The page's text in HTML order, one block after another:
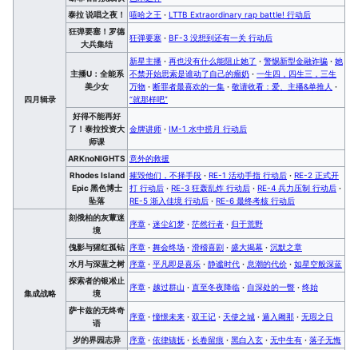
四月辑录
泰拉 说唱之夜！
嘻哈之王 · LTTB Extraordinary rap battle! 行动后
狂弹要塞！罗德
大兵集结
狂弹要塞 · BF-3 没想到还有一关 行动后
主播U：全能系
美少女
新星主播 · 再也没有什么能阻止她了 · 警惕新型金融诈骗 · 她
不禁开始思索是谁动了自己的瘤奶 · 一生四，四生三，三生
万物 · 断罪者最喜欢的一集 · 敬请收看：爱、主播&单推人 ·
“就那样吧”
好得不能再好
了！泰拉投资大
师课
金牌讲师 · IM-1 水中捞月 行动后
ARKnoNIGHTS 意外的救援
Rhodes Island
Epic 黑色博士
坠落
摧毁他们，不择手段 · RE-1 活动手指 行动后 · RE-2 正式开
打 行动后 · RE-3 狂轰乱炸 行动后 · RE-4 兵力压制 行动后 ·
RE-5 渐入佳境 行动后 · RE-6 最终考核 行动后
集成战略
刻俄柏的灰蕈迷
境
序章 · 迷尘幻梦 · 茫然行者 · 归于荒野
傀影与猩红孤钻 序章 · 舞会终场 · 滑稽喜剧 · 盛大揭幕 · 沉默之章
水月与深蓝之树 序章 · 平凡即是喜乐 · 静谧时代 · 息潮的代价 · 如星空般深蓝
探索者的银凇止
境
序章 · 越过群山 · 直至冬夜降临 · 自深处的一瞥 · 终始
萨卡兹的无终奇
语
序章 · 憧憬未来 · 双王记 · 天使之城 · 遁入阇那 · 无瑕之日
岁的界园志异 序章 · 依律镇抚 · 长卷留痕 · 黑白入玄 · 无中生有 · 落子无悔